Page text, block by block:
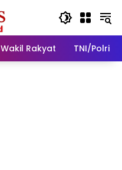
Wakil Rakyat TNI/Polri